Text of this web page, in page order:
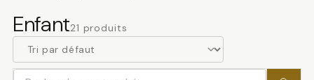
Enfant21 produits